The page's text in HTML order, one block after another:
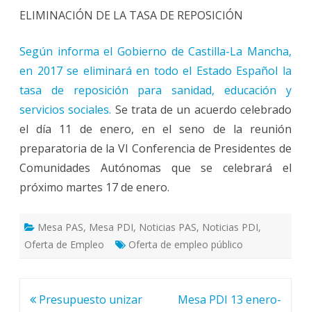
ELIMINACIÓN DE LA TASA DE REPOSICIÓN
Según informa el Gobierno de Castilla-La Mancha,
en 2017 se eliminará en todo el Estado Español la
tasa de reposición para sanidad, educación y
servicios sociales. Se trata de un acuerdo celebrado
el día 11 de enero, en el seno de la reunión
preparatoria de la VI Conferencia de Presidentes de
Comunidades Autónomas que se celebrará el
próximo martes 17 de enero.
Mesa PAS, Mesa PDI, Noticias PAS, Noticias PDI,
Oferta de Empleo
Oferta de empleo público
Navegación
Presupuesto unizar
Mesa PDI 13 enero-